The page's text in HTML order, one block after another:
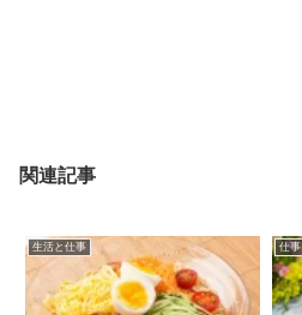
関連記事
生活と仕事 仕事